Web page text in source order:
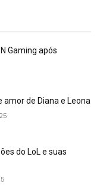
Gaming após
amor de Diana e Leona
do LoL e suas